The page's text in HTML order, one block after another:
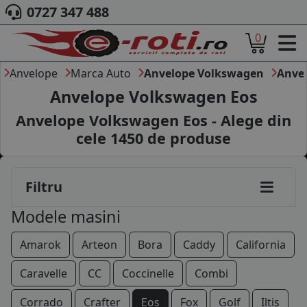
ACASA
DESPRE NOI
ANVELOPE
AUTO
CAMION
MOTO
MARCA AUTO
BLOG
B2B - COLABORARE COMPANII
CONT
0727 347 488
0
Anvelope Marca Auto Anvelope Volkswagen
Anvelope Volkswagen Eos
Anvelope Volkswagen Eos - Alege din
cele 1450 de produse
Filtru
Modele masini
Amarok Arteon Bora Caddy
California
Caravelle
CC Coccinelle
Combi
Corrado
Crafter Eos Fox Golf
Iltis